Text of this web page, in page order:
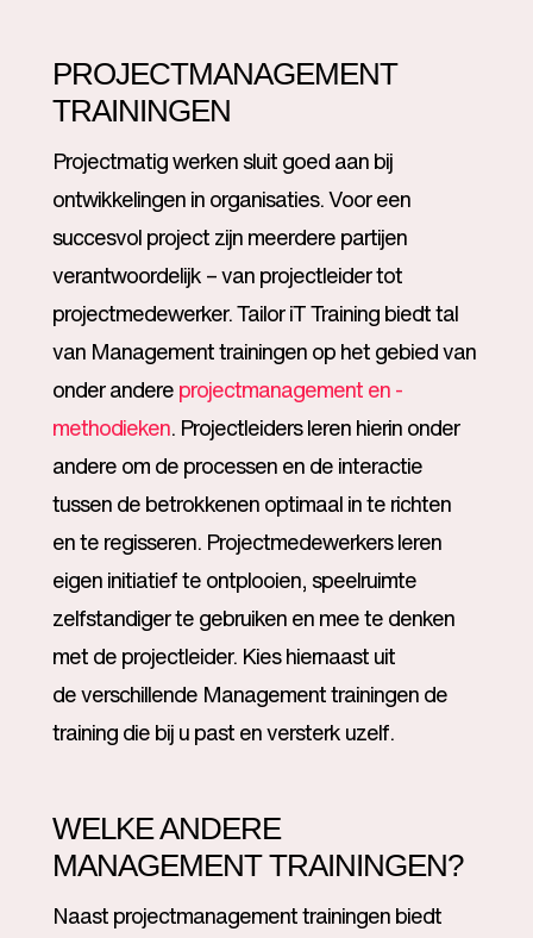
PROJECTMANAGEMENT
TRAININGEN
Projectmatig werken sluit goed aan bij
ontwikkelingen in organisaties. Voor een
succesvol project zijn meerdere partijen
verantwoordelijk – van projectleider tot
projectmedewerker. Tailor iT Training biedt tal
van Management trainingen op het gebied van
onder andereprojectmanagement en -
methodieken. Projectleiders leren hierin onder
andere om de processen en de interactie
tussen de betrokkenen optimaal in te richten
en te regisseren. Projectmedewerkers leren
eigen initiatief te ontplooien, speelruimte
zelfstandiger te gebruiken en mee te denken
met de projectleider. Kies hiernaast uit
de verschillende Management trainingen de
training die bij u past en versterk uzelf.
WELKE ANDERE
MANAGEMENT TRAININGEN?
Naast projectmanagement trainingen biedt